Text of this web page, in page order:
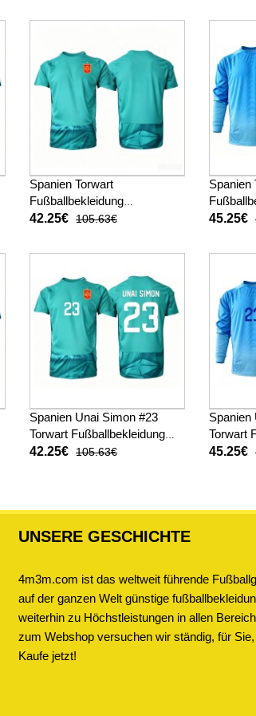
hosen)
Spanien Torwart
Fußballbekleidung
Auswärtstrikot WM 2026
42.25€ 105.63€
Spanien
WM
45.25€
Spanien Unai Simon #23
Torwart Fußballbekleidung
Auswärtstrikot WM 2026
42.25€ 105.63€
Spanien
Torwart
45.25€
UNSERE GESCHICHTE
4m3m.com ist das weltweit führende
auf der ganzen Welt günstige
weiterhin zu Höchstleistungen in allen
zum Webshop versuchen wir ständig, für
Kaufe jetzt!